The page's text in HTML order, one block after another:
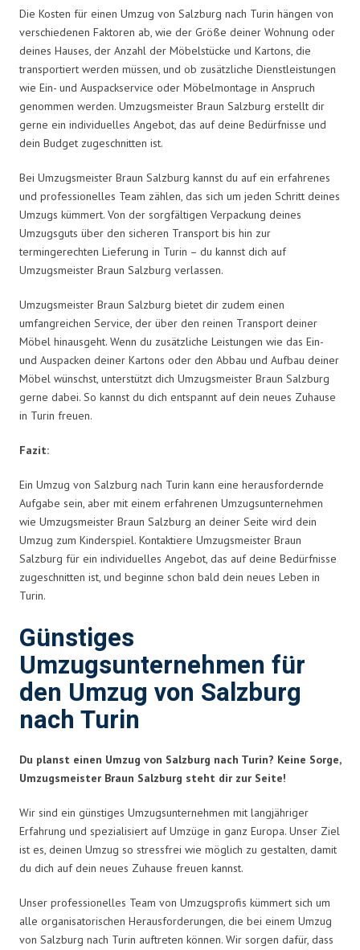
Die Kosten für einen Umzug von Salzburg nach Turin hängen von
verschiedenen Faktoren ab, wie der Größe deiner Wohnung oder
deines Hauses, der Anzahl der Möbelstücke und Kartons, die
transportiert werden müssen, und ob zusätzliche Dienstleistungen
wie Ein- und Auspackservice oder Möbelmontage in Anspruch
genommen werden. Umzugsmeister Braun Salzburg erstellt dir
gerne ein individuelles Angebot, das auf deine Bedürfnisse und
dein Budget zugeschnitten ist.
Bei Umzugsmeister Braun Salzburg kannst du auf ein erfahrenes
und professionelles Team zählen, das sich um jeden Schritt deines
Umzugs kümmert. Von der sorgfältigen Verpackung deines
Umzugsguts über den sicheren Transport bis hin zur
termingerechten Lieferung in Turin – du kannst dich auf
Umzugsmeister Braun Salzburg verlassen.
Umzugsmeister Braun Salzburg bietet dir zudem einen
umfangreichen Service, der über den reinen Transport deiner
Möbel hinausgeht. Wenn du zusätzliche Leistungen wie das Ein-
und Auspacken deiner Kartons oder den Abbau und Aufbau deiner
Möbel wünschst, unterstützt dich Umzugsmeister Braun Salzburg
gerne dabei. So kannst du dich entspannt auf dein neues Zuhause
in Turin freuen.
Fazit:
Ein Umzug von Salzburg nach Turin kann eine herausfordernde
Aufgabe sein, aber mit einem erfahrenen Umzugsunternehmen
wie Umzugsmeister Braun Salzburg an deiner Seite wird dein
Umzug zum Kinderspiel. Kontaktiere Umzugsmeister Braun
Salzburg für ein individuelles Angebot, das auf deine Bedürfnisse
zugeschnitten ist, und beginne schon bald dein neues Leben in
Turin.
Günstiges
Umzugsunternehmen für
den Umzug von Salzburg
nach Turin
Du planst einen Umzug von Salzburg nach Turin? Keine Sorge,
Umzugsmeister Braun Salzburg steht dir zur Seite!
Wir sind ein günstiges Umzugsunternehmen mit langjähriger
Erfahrung und spezialisiert auf Umzüge in ganz Europa. Unser Ziel
ist es, deinen Umzug so stressfrei wie möglich zu gestalten, damit
du dich auf dein neues Zuhause freuen kannst.
Unser professionelles Team von Umzugsprofis kümmert sich um
alle organisatorischen Herausforderungen, die bei einem Umzug
von Salzburg nach Turin auftreten können. Wir sorgen dafür, dass